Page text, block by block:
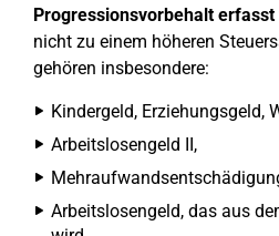
Progressionsvorbehalt erfasst
nicht zu einem höheren
gehören insbesondere:
Kindergeld, Erziehungsgeld,
Arbeitslosengeld II,
Arbeitslosengeld, das aus